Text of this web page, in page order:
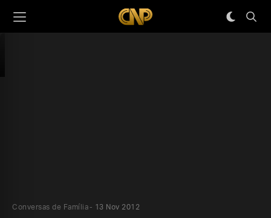
Conversas de Família 13 Nov 2012